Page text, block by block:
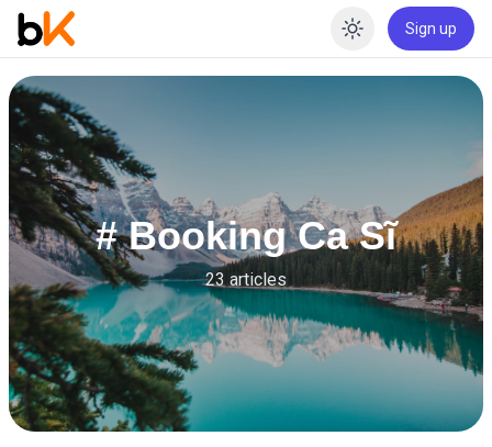
Enable
Sign up
# Booking Ca Sĩ
23 articles